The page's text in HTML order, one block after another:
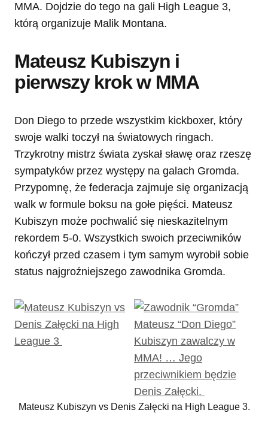
MMA. Dojdzie do tego na gali High League 3,
którą organizuje Malik Montana.
Mateusz Kubiszyn i
pierwszy krok w MMA
Don Diego to przede wszystkim kickboxer, który
swoje walki toczył na światowych ringach.
Trzykrotny mistrz świata zyskał sławę oraz rzeszę
sympatyków przez występy na galach Gromda.
Przypomnę, że federacja zajmuje się organizacją
walk w formule boksu na gołe pięści. Mateusz
Kubiszyn może pochwalić się nieskazitelnym
rekordem 5-0. Wszystkich swoich przeciwników
kończył przed czasem i tym samym wyrobił sobie
status najgroźniejszego zawodnika Gromda.
Mateusz Kubiszyn vs Denis Załęcki na High League 3.